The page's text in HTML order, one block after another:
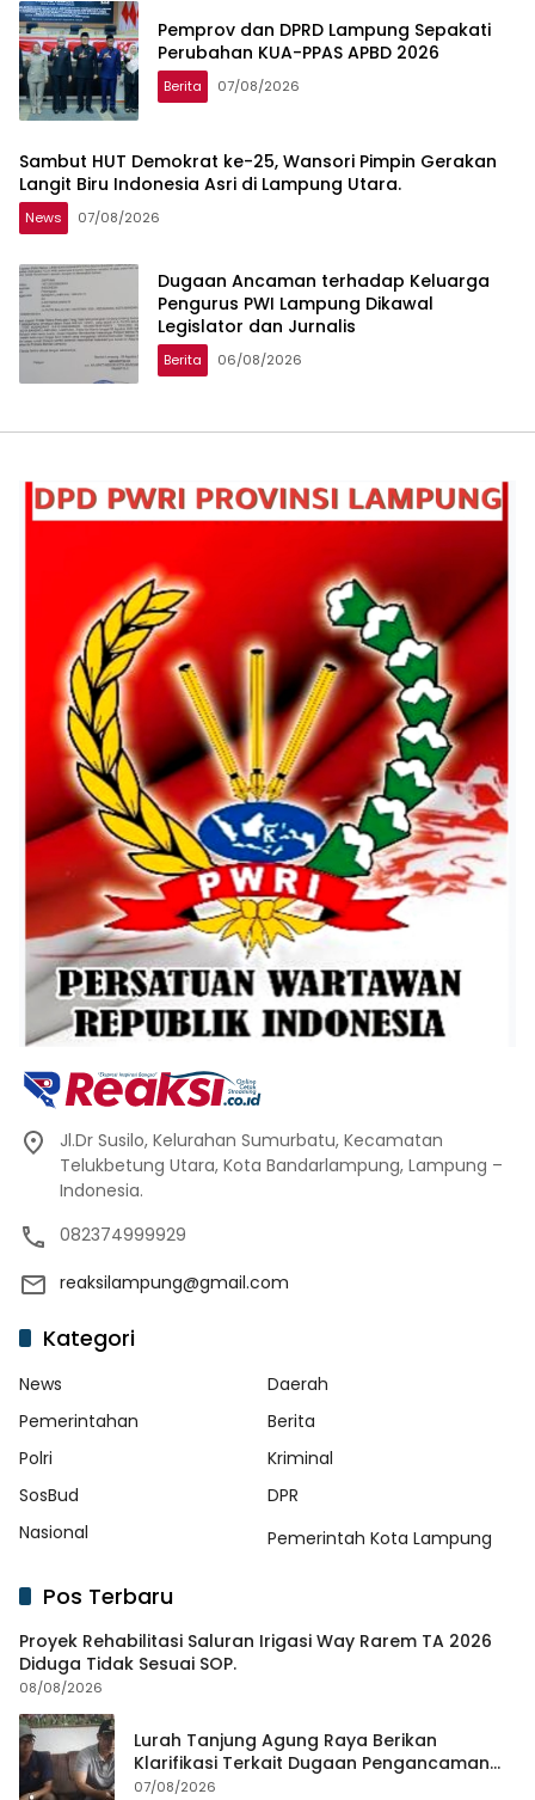
Pemprov dan DPRD Lampung Sepakati
Perubahan KUA-PPAS APBD 2026
Berita 07/08/2026
Sambut HUT Demokrat ke-25, Wansori Pimpin Gerakan
Langit Biru Indonesia Asri di Lampung Utara.
News 07/08/2026
Dugaan Ancaman terhadap Keluarga
Pengurus PWI Lampung Dikawal
Legislator dan Jurnalis
Berita 06/08/2026
Jl.Dr Susilo, Kelurahan Sumurbatu, Kecamatan
Telukbetung Utara, Kota Bandarlampung, Lampung –
Indonesia.
082374999929
reaksilampung@gmail.com
Kategori
News
Daerah
Pemerintahan
Berita
Polri
Kriminal
SosBud
DPR
Nasional
Pemerintah Kota Lampung
Pos Terbaru
Proyek Rehabilitasi Saluran Irigasi Way Rarem TA 2026
Diduga Tidak Sesuai SOP.
08/08/2026
Lurah Tanjung Agung Raya Berikan
Klarifikasi Terkait Dugaan Pengancaman
Antar Warga Yang Berujung Laporan ke
07/08/2026